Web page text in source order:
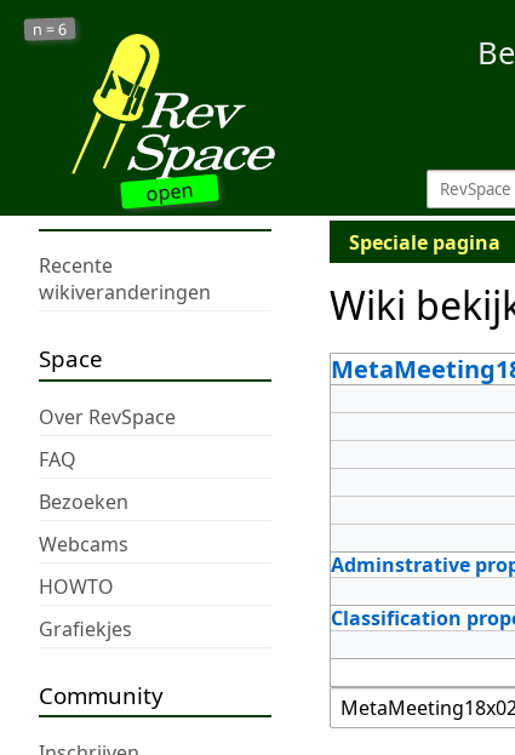
open
n =6
Recente
wikiveranderingen
Space
Over RevSpace
FAQ
Bezoeken
Webcams
HOWTO
Grafiekjes
Community
Speciale pagina
Wiki
Adminstrative
Classification